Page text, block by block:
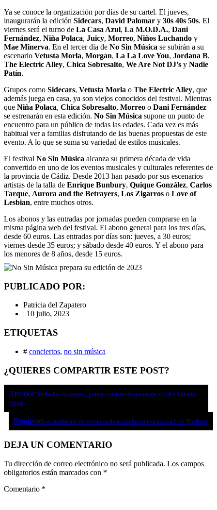
Ya se conoce la organización por días de su cartel. El jueves,
inaugurarán la edición Sidecars, David Palomar y 30s 40s 50s. El
viernes será el turno de La Casa Azul, La M.O.D.A., Dani
Fernández, Niña Polaca, Juicy, Morreo, Niños Luchando y
Mae Minerva. En el tercer día de No Sin Música se subirán a su
escenario Vetusta Morla, Morgan, La La Love You, Jordana B,
The Electric Alley, Chica Sobresalto, We Are Not DJ’s y Nadie
Patín.
Grupos como Sidecars, Vetusta Morla o The Electric Alley, que
además juega en casa, ya son viejos conocidos del festival. Mientras
que Niña Polaca, Chica Sobresalto, Morreo o Dani Fernández
se estrenarán en esta edición. No Sin Música supone un punto de
encuentro para un público de todas las edades. Cada vez es más
habitual ver a familias disfrutando de las buenas propuestas de este
evento. A lo que se suma su variedad de estilos musicales.
El festival No Sin Música alcanza su primera década de vida
convertido en uno de los eventos musicales y culturales referentes de
la provincia de Cádiz. Desde 2013 han pasado por sus escenarios
artistas de la talla de Enrique Bunbury, Quique González, Carlos
Tarque, Aurora and the Betrayers, Los Zigarros o Love of
Lesbian, entre muchos otros.
Los abonos y las entradas por jornadas pueden comprarse en la
misma página web del festival. El abono general para los tres días,
desde 60 euros. Las entradas por días son: jueves, a 30 euros;
viernes desde 35 euros; y sábado desde 40 euros. Y el abono para
los menores de 8 años, desde 15 euros.
PUBLICADO POR:
Patricia del Zapatero
| 10 julio, 2023
ETIQUETAS
# conciertos, no sin música
¿QUIERES COMPARTIR ESTE POST?
Anterior‘Arriba los corazones’, primer concierto de homenaje oficial a Antonio
Flores
SiguienteLos atardeceres de verano vuelven con buena música con Live The Roof
DEJA UN COMENTARIO
Tu dirección de correo electrónico no será publicada. Los campos
obligatorios están marcados con *
Comentario *